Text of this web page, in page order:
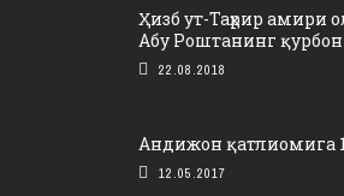
Ҳизб ут-Таҳрир амири
Абу Роштанинг қурбон
22.08.2018
Андижон қатлиомига
12.05.2017